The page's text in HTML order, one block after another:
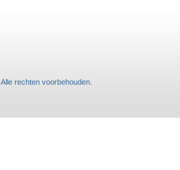
Alle rechten voorbehouden